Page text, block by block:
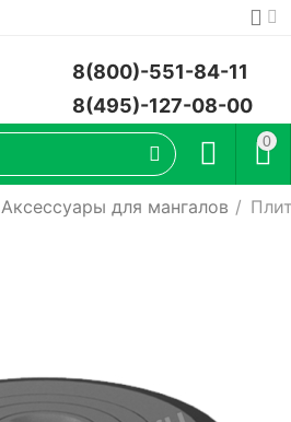
8(800)-551-84-11
8(495)-127-08-00
0
Аксессуары для мангалов /